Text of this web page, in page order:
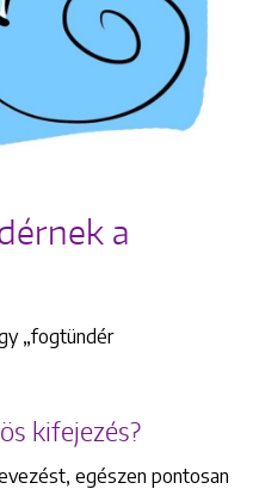
a
„fogtündér
kifejezés?
egészen pontosan